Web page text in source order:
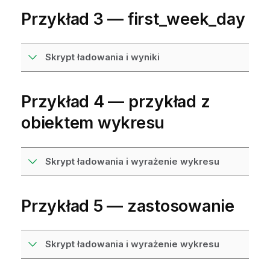
Przykład 3 — first_week_day
Skrypt ładowania i wyniki
Przykład 4 — przykład z
obiektem wykresu
Skrypt ładowania i wyrażenie wykresu
Przykład 5 — zastosowanie
Skrypt ładowania i wyrażenie wykresu